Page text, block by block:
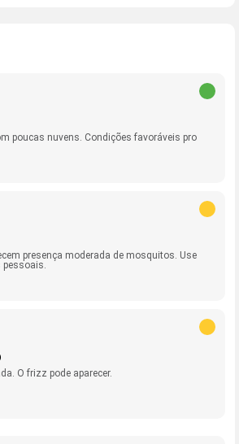
poucas nuvens. Condições favoráveis pro
presença moderada de mosquitos. Use
pessoais.
O frizz pode aparecer.